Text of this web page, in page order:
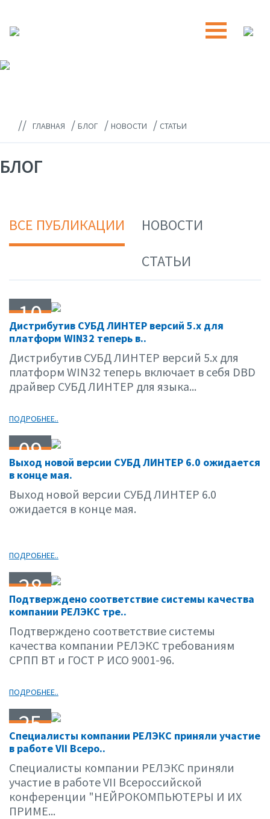
// ГЛАВНАЯ / БЛОГ / НОВОСТИ / СТАТЬИ
БЛОГ
ВСЕ ПУБЛИКАЦИИ
НОВОСТИ
СТАТЬИ
10
04.01
Дистрибутив СУБД ЛИНТЕР версий 5.х для
платформ WIN32 теперь в..
Дистрибутив СУБД ЛИНТЕР версий 5.х для
платформ WIN32 теперь включает в себя DBD
драйвер СУБД ЛИНТЕР для языка...
ПОДРОБНЕЕ..
09
04.01
Выход новой версии СУБД ЛИНТЕР 6.0 ожидается
в конце мая.
Выход новой версии СУБД ЛИНТЕР 6.0
ожидается в конце мая.
ПОДРОБНЕЕ..
28
03.01
Подтверждено соответствие системы качества
компании РЕЛЭКС тре..
Подтверждено соответствие системы
качества компании РЕЛЭКС требованиям
СРПП ВТ и ГОСТ Р ИСО 9001-96.
ПОДРОБНЕЕ..
25
03.01
Специалисты компании РЕЛЭКС приняли участие
в работе VII Всеро..
Специалисты компании РЕЛЭКС приняли
участие в работе VII Всероссийской
конференции "НЕЙРОКОМПЬЮТЕРЫ И ИХ
ПРИМЕ...